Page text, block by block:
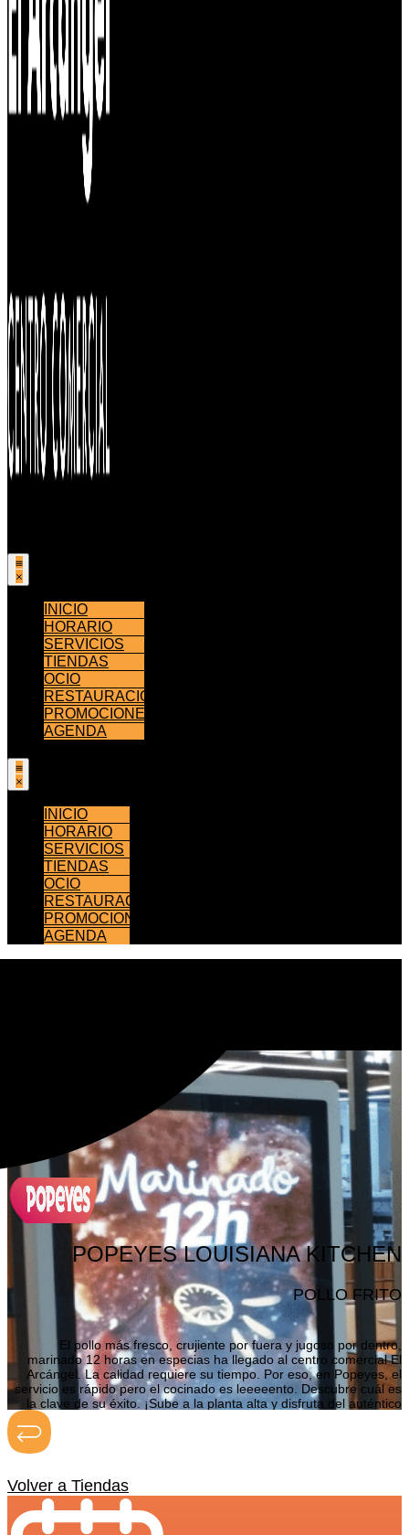
INICIO
HORARIO
SERVICIOS
TIENDAS
OCIO
RESTAURACIÓN
PROMOCIONES
AGENDA
INICIO
HORARIO
SERVICIOS
TIENDAS
OCIO
RESTAURACIÓN
PROMOCIONES
AGENDA
POPEYES LOUISIANA KITCHEN
POLLO FRITO
El pollo más fresco, crujiente por fuera y jugoso por dentro,
marinado 12 horas en especias ha llegado al centro comercial El
Arcángel. La calidad requiere su tiempo. Por eso, en Popeyes, el
servicio es rápido pero el cocinado es leeeeento. Descubre cuál es
la clave de su éxito. ¡Sube a la planta alta y disfruta del auténtico
Volver a Tiendas